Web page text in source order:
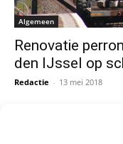
Algemeen
Renovatie
den IJssel op
Redactie - 13 mei 2018